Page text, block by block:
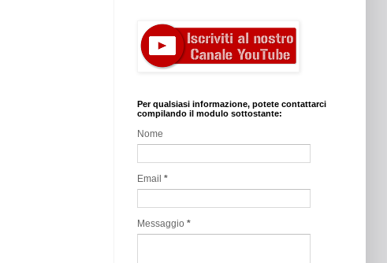
Per qualsiasi informazione, potete contattarci
compilando il modulo sottostante:
Nome
Email *
Messaggio *